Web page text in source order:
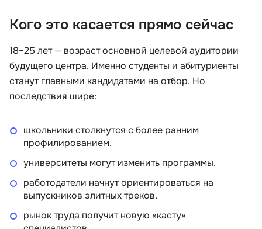
Кого это касается прямо сейчас
18–25 лет — возраст основной целевой аудитории
будущего центра. Именно студенты и абитуриенты
станут главными кандидатами на отбор. Но
последствия шире:
школьники столкнутся с более ранним
профилированием.
университеты могут изменить программы.
работодатели начнут ориентироваться на
выпускников элитных треков.
рынок труда получит новую «касту»